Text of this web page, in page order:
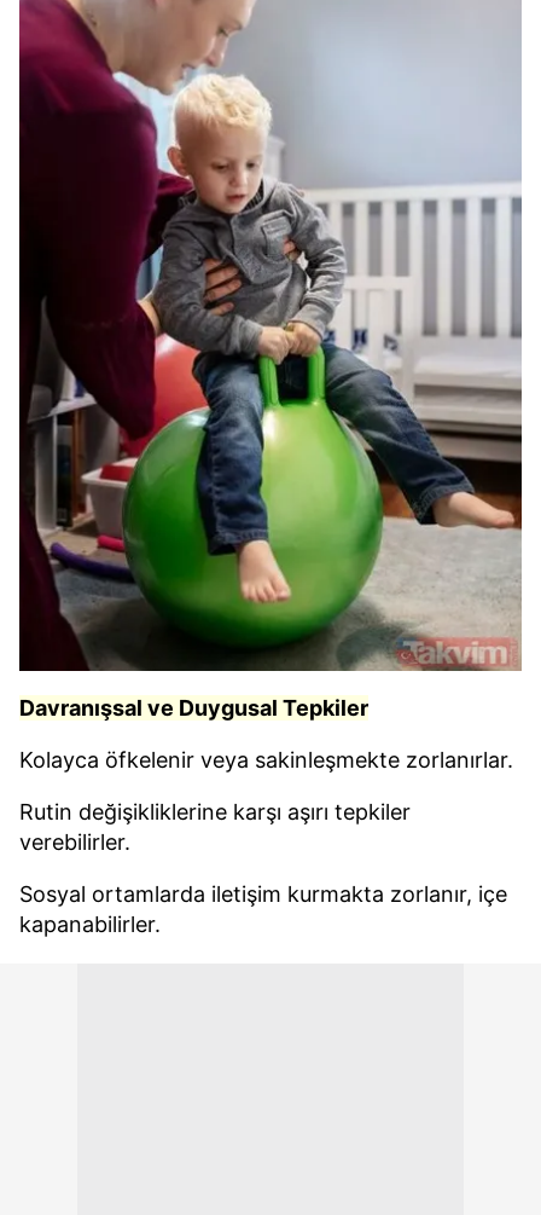
Davranışsal ve Duygusal Tepkiler
Kolayca öfkelenir veya sakinleşmekte zorlanırlar.
Rutin değişikliklerine karşı aşırı tepkiler
verebilirler.
Sosyal ortamlarda iletişim kurmakta zorlanır, içe
kapanabilirler.